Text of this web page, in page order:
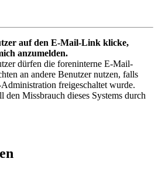
auf den E-Mail-Link klicke,
anzumelden.
dürfen die foreninterne E-Mail-
an andere Benutzer nutzen, falls
freigeschaltet wurde.
den Missbrauch dieses Systems durch